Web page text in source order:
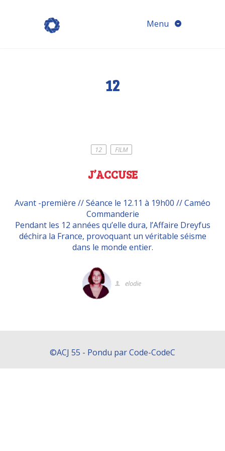
Menu
12
12 FILM
J’ACCUSE
Avant -première // Séance le 12.11 à 19h00 // Caméo
Commanderie
Pendant les 12 années qu’elle dura, l’Affaire Dreyfus
déchira la France, provoquant un véritable séisme
dans le monde entier.
elodie
©ACJ 55 - Pondu par Code-CodeC